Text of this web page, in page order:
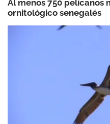
Al menos 750 pelícanos
ornitológico senegalés